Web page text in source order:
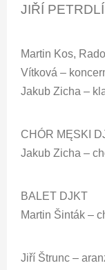
JIŘÍ
Martin Kos,
Vítková –
Jakub Zicha –
CHÓR MĘSKI
Jakub Zicha –
BALET DJKT
Martin Šinták –
Jiří Štrunc –